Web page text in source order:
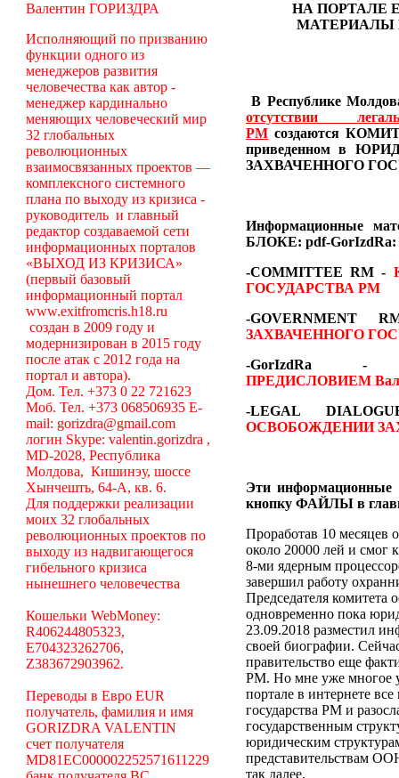
Валентин ГОРИЗДРА
Исполняющий по призванию
функции одного из
менеджеров развития
человечества как автор -
менеджер кардинально
меняющих человеческий мир
32 глобальных
революционных
взаимосвязанных проектов —
комплексного системного
плана по выходу из кризиса -
руководитель и главный
редактор создаваемой сети
информационных порталов
«ВЫХОД ИЗ КРИЗИСА»
(первый базовый
информационный портал
www.exitfromcris.h18.ru
создан в 2009 году и
модернизирован в 2015 году
после атак с 2012 года на
портал и автора).
Дом. Тел. +373 0 22 721623
Моб. Тел. +373 068506935 E-
mail: gorizdra@gmail.com
логин Skype: valentin.gorizdra ,
MD-2028, Республика
Молдова, Кишинэу, шоссе
Хынчешть, 64-А, кв. 6.
Для поддержки реализации
моих 32 глобальных
революционных проектов по
выходу из надвигающегося
гибельного кризиса
нынешнего человечества
Кошельки WebMoney:
R406244805323,
E704323262706,
Z383672903962.
Переводы в Евро EUR
получатель, фамилия и имя
GORIZDRA VALENTIN
счет получателя
MD81EC000002252571611229
НА ПОРТАЛЕ
МАТЕРИАЛЫ
В Республике
отсутствии
РМ создаются
приведенном в
ЗАХВАЧЕННОГО
Информационные
БЛОКЕ: pdf-GorIzdRa:
-COMMITTEE RM -
ГОСУДАРСТВА РМ
-
ЗАХВАЧЕННОГО
-
ПРЕДИСЛОВИЕМ
-LEGAL
ОСВОБОЖДЕНИИ
Эти информационные
кнопку ФАЙЛЫ в
Проработав 10 месяцев
около 20000 лей и смог
8-ми ядерным
завершил работу
Председателя комитета
одновременно пока
23.09.2018 разместил
своей биографии.
правительство еще
РМ. Но мне уже многое
портале в интернете
государства РМ и
государственным
юридическим
представительствам
так далее.